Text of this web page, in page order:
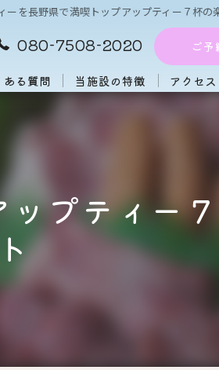
ーを長野県で満喫トップアップティー７杯の
080-7508-2020 ご予
ある質問 当施設の特徴
団体
アクセス
プティー